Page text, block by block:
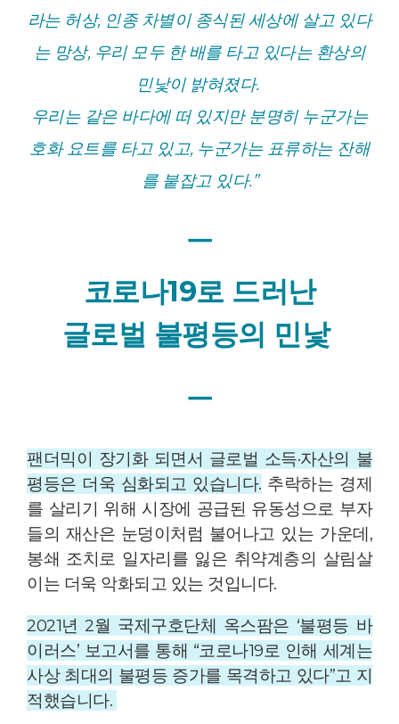
라는 허상, 인종 차별이 종식된 세상에 살고 있다
는 망상, 우리 모두 한 배를 타고 있다는 환상의
민낯이 밝혀졌다.
우리는 같은 바다에 떠 있지만 분명히 누군가는
호화 요트를 타고 있고, 누군가는 표류하는 잔해
를 붙잡고 있다.”
ㅡ
코로나19로 드러난
글로벌 불평등의 민낯
ㅡ
팬더믹이 장기화 되면서 글로벌 소득·자산의 불
평등은 더욱 심화되고 있습니다. 추락하는 경제
를 살리기 위해 시장에 공급된 유동성으로 부자
들의 재산은 눈덩이처럼 불어나고 있는 가운데,
봉쇄 조치로 일자리를 잃은 취약계층의 살림살
이는 더욱 악화되고 있는 것입니다.
2021년 2월 국제구호단체 옥스팜은 ‘불평등 바
이러스’ 보고서를 통해 “코로나19로 인해 세계는
사상 최대의 불평등 증가를 목격하고 있다”고 지
적했습니다.